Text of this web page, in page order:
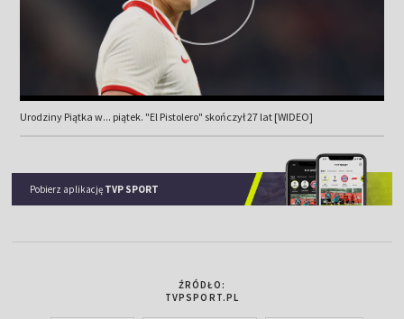
Urodziny Piątka w... piątek. "El Pistolero" skończył 27 lat [WIDEO]
Pobierz aplikację TVP SPORT
ŹRÓDŁO:
TVPSPORT.PL